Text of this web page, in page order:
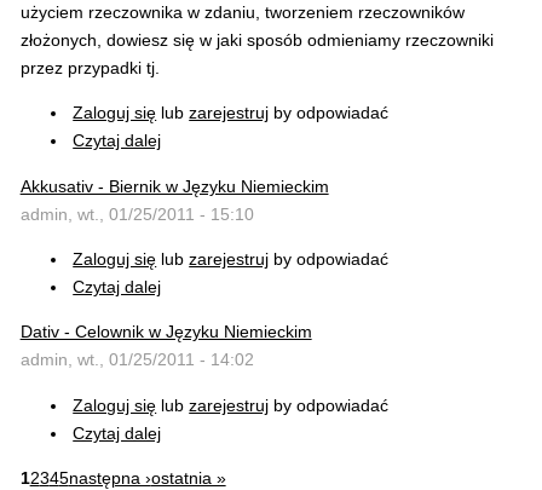
użyciem rzeczownika w zdaniu, tworzeniem rzeczowników
złożonych, dowiesz się w jaki sposób odmieniamy rzeczowniki
przez przypadki tj.
Zaloguj się lubzarejestruj by odpowiadać
Czytaj dalej
Akkusativ - Biernik w Języku Niemieckim
admin, wt., 01/25/2011 - 15:10
Zaloguj się lubzarejestruj by odpowiadać
Czytaj dalej
Dativ - Celownik w Języku Niemieckim
admin, wt., 01/25/2011 - 14:02
Zaloguj się lubzarejestruj by odpowiadać
Czytaj dalej
12345następna ›ostatnia »